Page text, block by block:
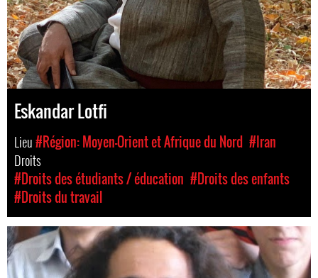
Eskandar Lotfi
Lieu#Région: Moyen-Orient et Afrique du Nord #Iran
Droits
#Droits des étudiants / éducation #Droits des enfants
#Droits du travail